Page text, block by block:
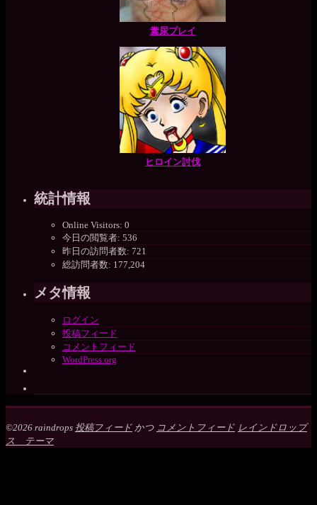
糞尿プレイ
ヒロイン討伐
統計情報
Online Visitors: 0
今日の閲覧者: 536
昨日の訪問者数: 721
総訪問者数: 177,204
メタ情報
ログイン
投稿フィード
コメントフィード
WordPress.org
©2026 raindrops 投稿フィード かつ コメントフィード レインドロップ
ス テーマ